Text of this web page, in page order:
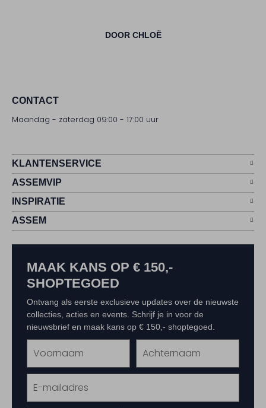
DOOR CHLOË
CONTACT
Maandag - zaterdag 09:00 - 17:00 uur
KLANTENSERVICE
ASSEMVIP
INSPIRATIE
ASSEM
MAAK KANS OP € 150,-
SHOPTEGOED
Ontvang als eerste exclusieve updates over de nieuwste
collecties, acties en events. Schrijf je in voor de
nieuwsbrief en maak kans op € 150,- shoptegoed.